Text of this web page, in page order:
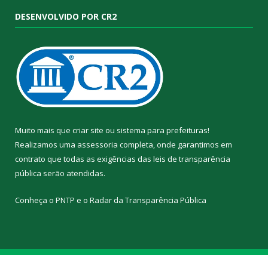
DESENVOLVIDO POR CR2
Muito mais que criar site ou sistema para prefeituras!
Realizamos uma assessoria completa, onde garantimos em
contrato que todas as exigências das leis de transparência
pública serão atendidas.
Conheça o PNTP e o Radar da Transparência Pública